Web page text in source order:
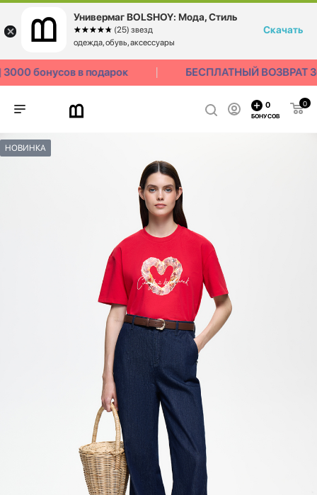
бонусов в подарок БЕСПЛАТНЫЙ ВОЗВРАТ
0
0
БОНУСОВ
НОВИНКА
Универмаг BOLSHOY: Мода, Стиль
☆☆☆☆☆
★★★★★ (25) звезд
одежда, обувь, аксессуары
Скачать